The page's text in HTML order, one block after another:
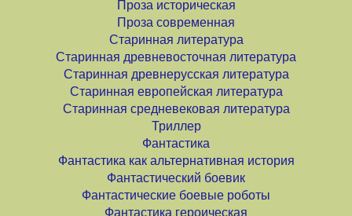
Проза историческая
Проза современная
Старинная литература
Старинная древневосточная литература
Старинная древнерусская литература
Старинная европейская литература
Старинная средневековая литература
Триллер
Фантастика
Фантастика как альтернативная история
Фантастический боевик
Фантастические боевые роботы
Фантастика героическая